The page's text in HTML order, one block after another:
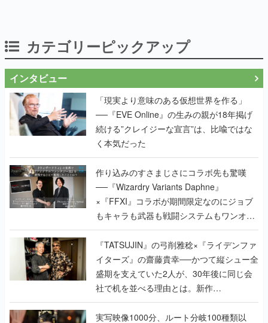
「現実より意味のある仮想世界を作る」
──『EVE Online』の生みの親が18年掲げ
く本気だった
作り込みのすさまじさにコラボ先も驚嘆
──『Wizardry Variants Daphne』
×『FFXI』コラボが期間限定なのにジョブ
もキャラも武器も戦闘システムもワンオフ
で作り込まれた理由を両ディレクターに聞
く
『TATSUJIN』の弓削雅稔×『ライデンファ
イターズ』の齋藤貴幸──かつて縦シュー全
盛期を支えていた2人が、30年後に同じ会
社で机を並べる理由とは。新作
『TATSUJIN EXTREME』で初タッグを組
んだレジェンド2人に訊く開発秘話
実写映像1000分、ルート分岐100種類以
上。配信開始5日で100万本を売った、中国
発の実写インタラクティブドラマゲーム
『盛世天下：女帝への道II』の、規模が違